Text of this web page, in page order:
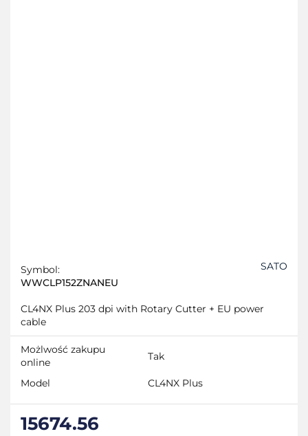
Symbol:
WWCLP152ZNANEU
SATO
CL4NX Plus 203 dpi with Rotary Cutter + EU power
cable
Możlwość zakupu
online
Tak
Model CL4NX Plus
15674.56